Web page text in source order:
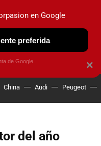
OBSERVATORIO
China Audi Peugeot
del año
×
en Google
preferida
de Google